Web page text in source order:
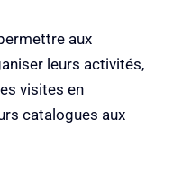
aux
leurs activités,
visites en
catalogues aux